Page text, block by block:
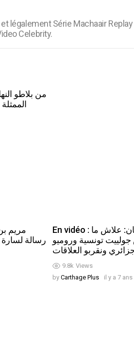
légalement Série Machaair
Celebrity.
رسالة لسارة
9.8k Views
En vidéo : مريم بن شعبان: علاش ما
تونسية وروميو
ونقربو العلاقات
by Carthage Plus il y a 7 ans